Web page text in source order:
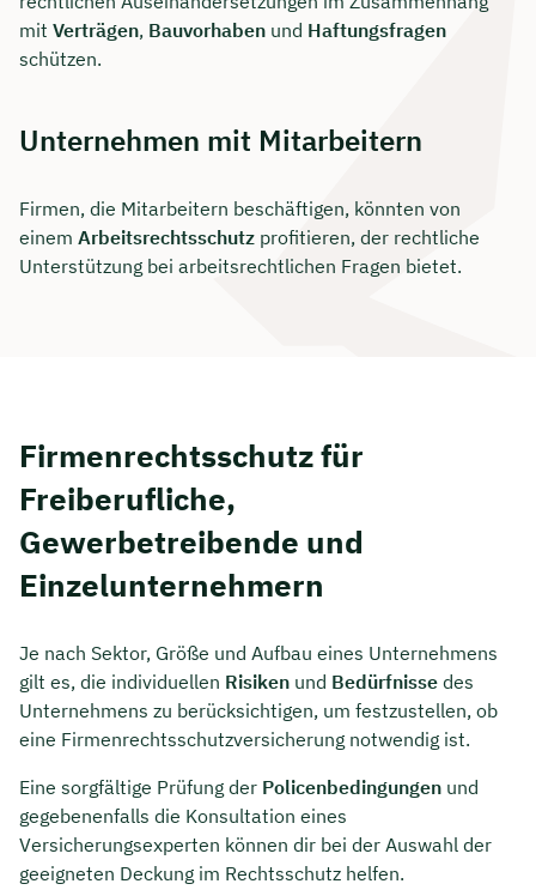
mit Verträgen, Bauvorhaben und Haftungsfragen
schützen.
Unternehmen mit Mitarbeitern
Firmen, die Mitarbeitern beschäftigen, könnten von
einem Arbeitsrechtsschutz profitieren, der rechtliche
Unterstützung bei arbeitsrechtlichen Fragen bietet.
Firmenrechtsschutz für
Freiberufliche,
Gewerbetreibende und
Einzelunternehmern
Je nach Sektor, Größe und Aufbau eines Unternehmens
gilt es, die individuellen Risiken und Bedürfnisse des
Unternehmens zu berücksichtigen, um festzustellen, ob
eine Firmenrechtsschutzversicherung notwendig ist.
Eine sorgfältige Prüfung der Policenbedingungen und
gegebenenfalls die Konsultation eines
Versicherungsexperten können dir bei der Auswahl der
geeigneten Deckung im Rechtsschutz helfen.
Jetzt persönliches
Beratungsgespräch mit
Tobias Niendieck sichern 🤝
Wir beraten dich Montag bis Freitag von 8 bis